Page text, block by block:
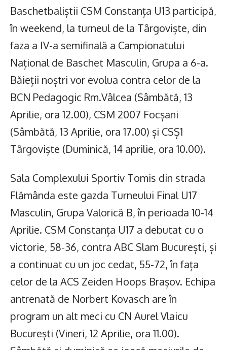
Baschetbaliștii CSM Constanța U13 participă,
în weekend, la turneul de la Târgoviște, din
faza a IV-a semifinală a Campionatului
Național de Baschet Masculin, Grupa a 6-a.
Băieții noștri vor evolua contra celor de la
BCN Pedagogic Rm.Vâlcea (Sâmbătă, 13
Aprilie, ora 12.00), CSM 2007 Focșani
(Sâmbătă, 13 Aprilie, ora 17.00) și CSȘ1
Târgoviște (Duminică, 14 aprilie, ora 10.00).
Sala Complexului Sportiv Tomis din strada
Flămânda este gazda Turneului Final U17
Masculin, Grupa Valorică B, în perioada 10-14
Aprilie. CSM Constanța U17 a debutat cu o
victorie, 58-36, contra ABC Slam București, și
a continuat cu un joc cedat, 55-72, în fața
celor de la ACS Zeiden Hoops Brașov. Echipa
antrenată de Norbert Kovasch are în
program un alt meci cu CN Aurel Vlaicu
București (Vineri, 12 Aprilie, ora 11.00).